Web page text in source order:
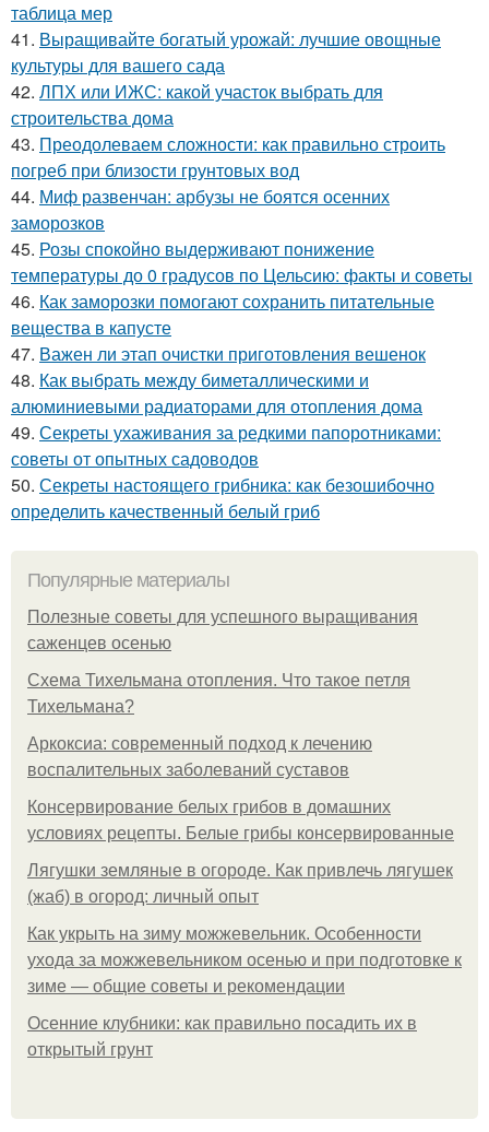
таблица мер
41. Выращивайте богатый урожай: лучшие овощные
культуры для вашего сада
42. ЛПХ или ИЖС: какой участок выбрать для
строительства дома
43. Преодолеваем сложности: как правильно строить
погреб при близости грунтовых вод
44. Миф развенчан: арбузы не боятся осенних
заморозков
45. Розы спокойно выдерживают понижение
температуры до 0 градусов по Цельсию: факты и советы
46. Как заморозки помогают сохранить питательные
вещества в капусте
47. Важен ли этап очистки приготовления вешенок
48. Как выбрать между биметаллическими и
алюминиевыми радиаторами для отопления дома
49. Секреты ухаживания за редкими папоротниками:
советы от опытных садоводов
50. Секреты настоящего грибника: как безошибочно
определить качественный белый гриб
Популярные материалы
Полезные советы для успешного выращивания
саженцев осенью
Схема Тихельмана отопления. Что такое петля
Тихельмана?
Аркоксиа: современный подход к лечению
воспалительных заболеваний суставов
Консервирование белых грибов в домашних
условиях рецепты. Белые грибы консервированные
Лягушки земляные в огороде. Как привлечь лягушек
(жаб) в огород: личный опыт
Как укрыть на зиму можжевельник. Особенности
ухода за можжевельником осенью и при подготовке к
зиме — общие советы и рекомендации
Осенние клубники: как правильно посадить их в
открытый грунт